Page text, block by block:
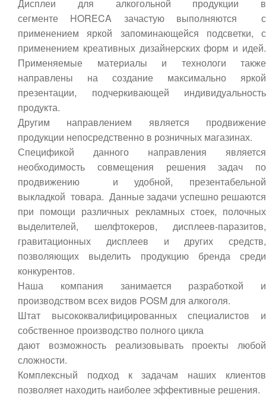
Дисплеи для алкогольной продукции в
сегменте HORECA зачастую выполняются с
применением яркой запоминающейся подсветки, с
применением креативных дизайнерских форм и идей.
Применяемые материалы и технологи также
направлены на создание максимально яркой
презентации, подчеркивающей индивидуальность
продукта.
Другим направлением является продвижение
продукции непосредственно в розничных магазинах.
Спецификой данного направления является
необходимость совмещения решения задач по
продвижению и удобной, презентабельной
выкладкой товара. Данные задачи успешно решаются
при помощи различных рекламных стоек, полочных
выделителей, шелфтокеров, дисплеев-паразитов,
гравитационных дисплеев и других средств,
позволяющих выделить продукцию бренда среди
конкурентов.
Наша компания занимается разработкой и
производством всех видов POSM для алкоголя.
Штат высококвалифицированных специалистов и
собственное производство полного цикла
дают возможность реализовывать проекты любой
сложности.
Комплексный подход к задачам наших клиентов
позволяет находить наиболее эффективные решения.